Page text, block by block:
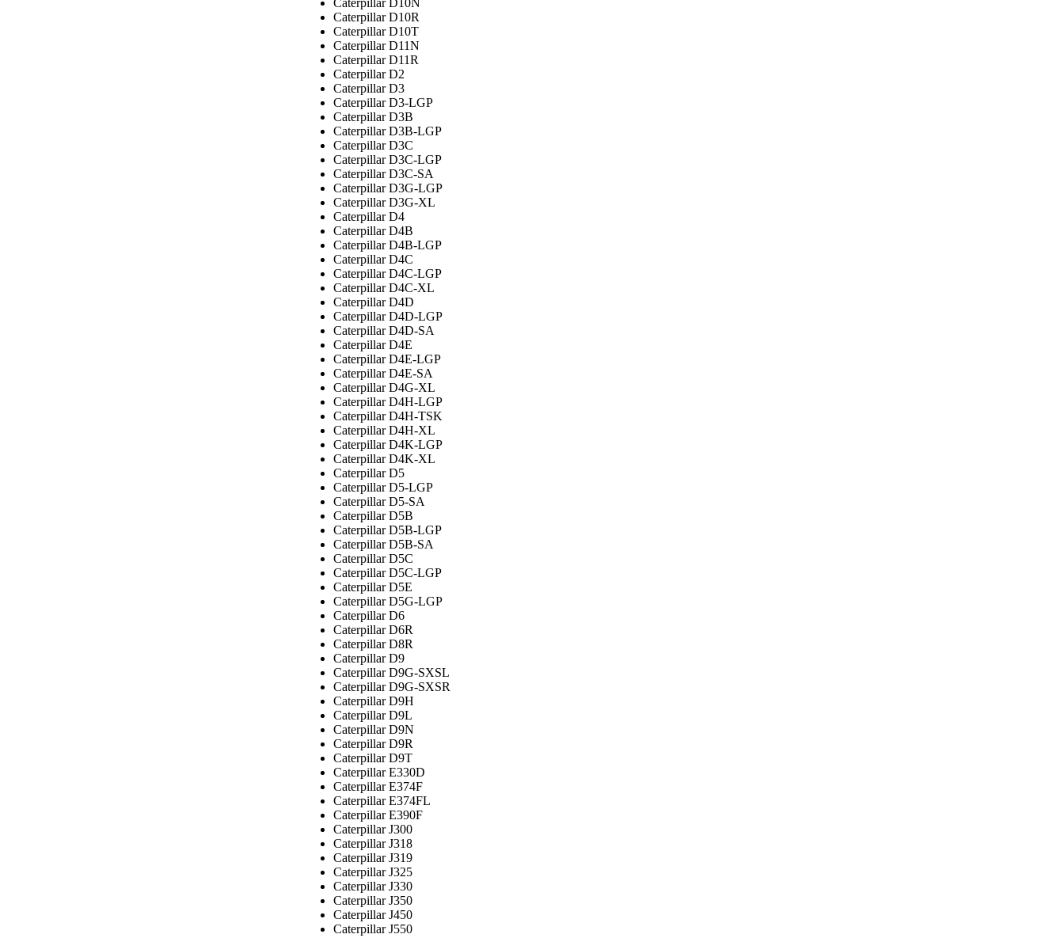
Caterpillar D10R
Caterpillar D10T
Caterpillar D11N
Caterpillar D11R
Caterpillar D2
Caterpillar D3
Caterpillar D3-LGP
Caterpillar D3B
Caterpillar D3B-LGP
Caterpillar D3C
Caterpillar D3C-LGP
Caterpillar D3C-SA
Caterpillar D3G-LGP
Caterpillar D3G-XL
Caterpillar D4
Caterpillar D4B
Caterpillar D4B-LGP
Caterpillar D4C
Caterpillar D4C-LGP
Caterpillar D4C-XL
Caterpillar D4D
Caterpillar D4D-LGP
Caterpillar D4D-SA
Caterpillar D4E
Caterpillar D4E-LGP
Caterpillar D4E-SA
Caterpillar D4G-XL
Caterpillar D4H-LGP
Caterpillar D4H-TSK
Caterpillar D4H-XL
Caterpillar D4K-LGP
Caterpillar D4K-XL
Caterpillar D5
Caterpillar D5-LGP
Caterpillar D5-SA
Caterpillar D5B
Caterpillar D5B-LGP
Caterpillar D5B-SA
Caterpillar D5C
Caterpillar D5C-LGP
Caterpillar D5E
Caterpillar D5G-LGP
Caterpillar D6
Caterpillar D6R
Caterpillar D8R
Caterpillar D9
Caterpillar D9G-SXSL
Caterpillar D9G-SXSR
Caterpillar D9H
Caterpillar D9L
Caterpillar D9N
Caterpillar D9R
Caterpillar D9T
Caterpillar E330D
Caterpillar E374F
Caterpillar E374FL
Caterpillar E390F
Caterpillar J300
Caterpillar J318
Caterpillar J319
Caterpillar J325
Caterpillar J330
Caterpillar J350
Caterpillar J450
Caterpillar J550